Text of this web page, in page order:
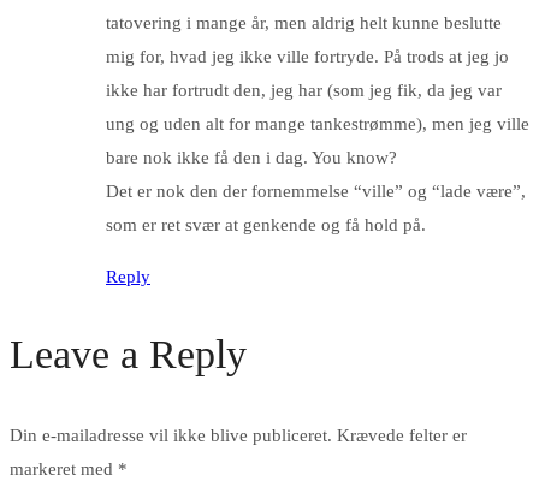
tatovering i mange år, men aldrig helt kunne beslutte
mig for, hvad jeg ikke ville fortryde. På trods at jeg jo
ikke har fortrudt den, jeg har (som jeg fik, da jeg var
ung og uden alt for mange tankestrømme), men jeg ville
bare nok ikke få den i dag. You know?
Det er nok den der fornemmelse “ville” og “lade være”,
som er ret svær at genkende og få hold på.
Reply
Leave a Reply
Din e-mailadresse vil ikke blive publiceret. Krævede felter er
markeret med *